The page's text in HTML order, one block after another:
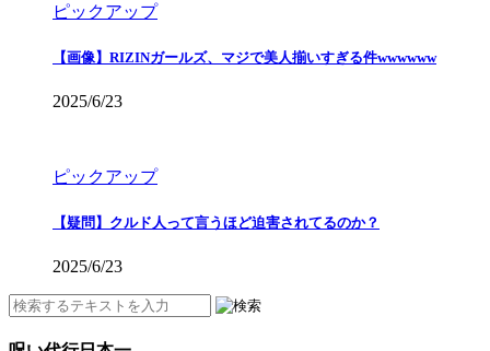
ピックアップ
【画像】RIZINガールズ、マジで美人揃いすぎる件wwwwww
2025/6/23
ピックアップ
【疑問】クルド人って言うほど迫害されてるのか？
2025/6/23